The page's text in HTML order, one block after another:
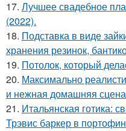
17. Лучшее свадебное
(2022).
18. Подставка в виде
хранения резинок,
19. Потолок, который
20. Максимально
и нежная домашняя сцена
21. Итальянская готика:
Трэвис баркер в